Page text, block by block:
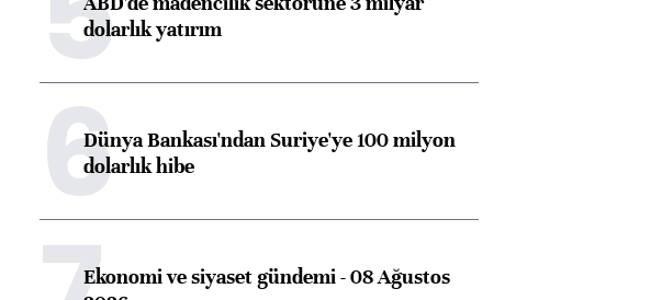
dolarlık yatırım
6Dünya Bankası'ndan Suriye'ye 100 milyon
dolarlık hibe
Ekonomi ve siyaset gündemi - 08 Ağustos